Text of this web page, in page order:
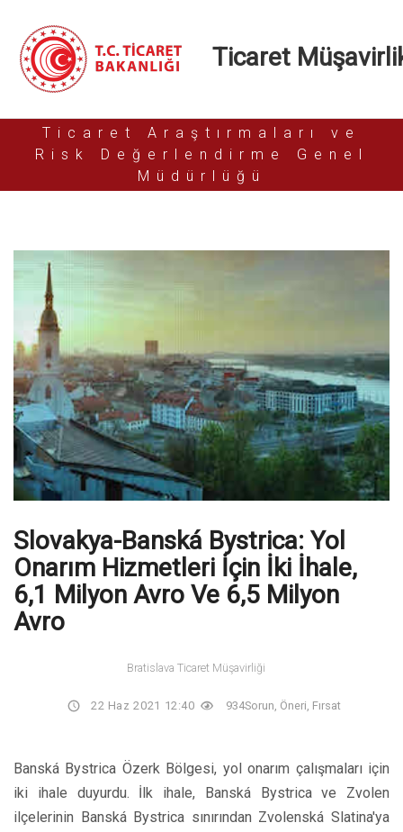
Ticaret
Ticaret Araştırmaları ve
Risk Değerlendirme Genel
Müdürlüğü
Slovakya-Banská Bystrica: Yol
Onarım Hizmetleri İçin İki İhale,
6,1 Milyon Avro Ve 6,5 Milyon
Avro
Bratislava Ticaret Müşavirliği
22 Haz 2021 12:40 934Sorun, Öneri, Fırsat
Banská Bystrica Özerk Bölgesi, yol onarım çalışmaları için
iki ihale duyurdu. İlk ihale, Banská Bystrica ve Zvolen
ilçelerinin Banská Bystrica sınırından Zvolenská Slatina'ya